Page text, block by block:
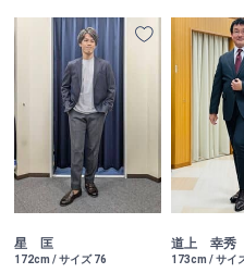
星 匡
172cm / サイズ 76
道上 幸秀
173cm / サイ